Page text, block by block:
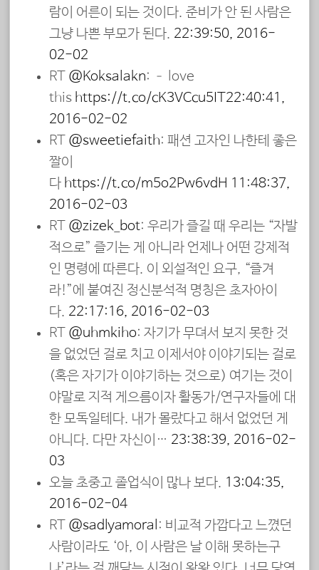
람이 어른이 되는 것이다. 준비가 안 된 사람은
그냥 나쁜 부모가 된다. 22:39:50, 2016-
02-02
RT @Koksalakn: – love
this https://t.co/cK3VCcu5IT 22:40:41,
2016-02-02
RT @sweetiefaith: 패션 고자인 나한테 좋은
짤이
다 https://t.co/m5o2Pw6vdH 11:48:37,
2016-02-03
RT @zizek_bot: 우리가 즐길 때 우리는 “자발
적으로” 즐기는 게 아니라 언제나 어떤 강제적
인 명령에 따른다. 이 외설적인 요구, “즐겨
라!”에 붙여진 정신분석적 명칭은 초자아이
다. 22:17:16, 2016-02-03
RT @uhmkiho: 자기가 무뎌서 보지 못한 것
을 없었던 걸로 치고 이제서야 이야기되는 걸로
(혹은 자기가 이야기하는 것으로) 여기는 것이
야말로 지적 게으름이자 활동가/연구자들에 대
한 모독일테다. 내가 몰랐다고 해서 없었던 게
아니다. 다만 자신이… 23:38:39, 2016-02-
03
오늘 초중고 졸업식이 많나 보다. 13:04:35,
2016-02-04
RT @sadlyamoral: 비교적 가깝다고 느꼈던
사람이라도 ‘아, 이 사람은 날 이해 못하는구